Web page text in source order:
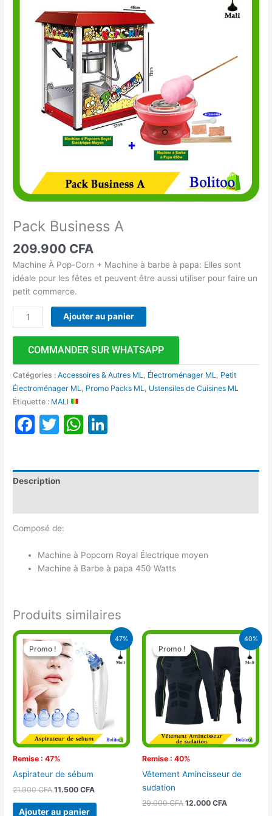
Pack Business A
209.900 CFA
Machine À Pop-Corn + Machine à barbe à papa: Elles sont
idéale pour les fêtes et peuvent être aussi utiliser pour faire un
petit commerce.
Ajouter au panier
COMMANDER SUR WHATSAPP
Catégories :Accessoires & Autres ML Électroménager ML
Petit
Électroménager ML
Promo Packs ML
Ustensiles de Cuisines ML
Étiquette : MALI
Facebook
TwitterWhatsApp
Description
Composé de:
Machine à Popcorn Royal Électrique moyen
Machine à Barbe à papa 450 Watts
Produits similaires
47%
Promo !
Remise : 47%
Promo !
Aspirateur de sébum
21.900CFA
Le
prix
initial
était :
21.900 CFA.
11.500CFA
Le
actuel
est :
11.500 CFA.
Ajouter au panier
40%
Promo !
Remise : 40%
Promo !
Vêtement Amincisseur de
sudation
20.000CFA
Le
prix
initial
était :
20.000 CFA.
12.000 CFA
Le
prix
actuel
est :
12.000 CFA.